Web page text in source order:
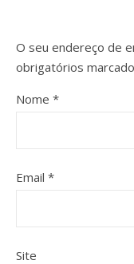
O seu endereço de
obrigatórios
Nome *
Email *
Site